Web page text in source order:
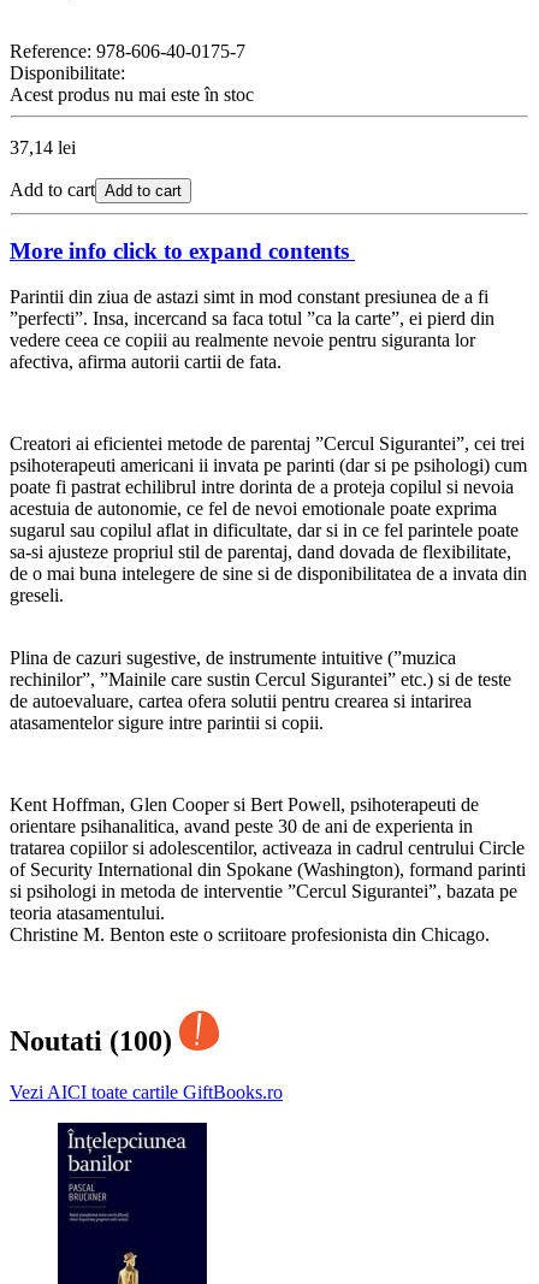
Reference: 978-606-40-0175-7
Disponibilitate:
Acest produs nu mai este în stoc
37,14 lei
Add to cart Add to cart
More info click to expand contents
Parintii din ziua de astazi simt in mod constant presiunea de a fi
”perfecti”. Insa, incercand sa faca totul ”ca la carte”, ei pierd din
vedere ceea ce copiii au realmente nevoie pentru siguranta lor
afectiva, afirma autorii cartii de fata.
Creatori ai eficientei metode de parentaj ”Cercul Sigurantei”, cei trei
psihoterapeuti americani ii invata pe parinti (dar si pe psihologi) cum
poate fi pastrat echilibrul intre dorinta de a proteja copilul si nevoia
acestuia de autonomie, ce fel de nevoi emotionale poate exprima
sugarul sau copilul aflat in dificultate, dar si in ce fel parintele poate
sa-si ajusteze propriul stil de parentaj, dand dovada de flexibilitate,
de o mai buna intelegere de sine si de disponibilitatea de a invata din
greseli.
Plina de cazuri sugestive, de instrumente intuitive (”muzica
rechinilor”, ”Mainile care sustin Cercul Sigurantei” etc.) si de teste
de autoevaluare, cartea ofera solutii pentru crearea si intarirea
atasamentelor sigure intre parintii si copii.
Kent Hoffman, Glen Cooper si Bert Powell, psihoterapeuti de
orientare psihanalitica, avand peste 30 de ani de experienta in
tratarea copiilor si adolescentilor, activeaza in cadrul centrului Circle
of Security International din Spokane (Washington), formand parinti
si psihologi in metoda de interventie ”Cercul Sigurantei”, bazata pe
teoria atasamentului.
Christine M. Benton este o scriitoare profesionista din Chicago.
Noutati (100)
Vezi AICI toate cartile GiftBooks.ro